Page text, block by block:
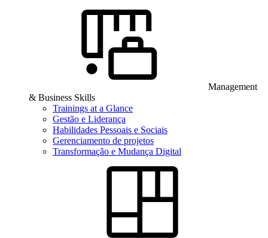
Management
& Business Skills
Trainings at a Glance
Gestão e Liderança
Habilidades Pessoais e Sociais
Gerenciamento de projetos
Transformação e Mudança Digital